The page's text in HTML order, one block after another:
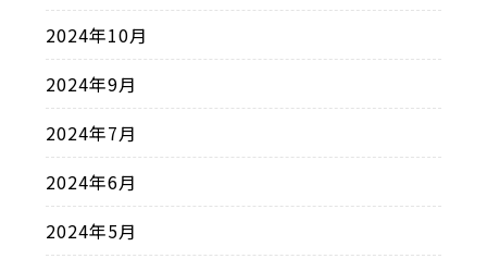
2024年10月
2024年9月
2024年7月
2024年6月
2024年5月